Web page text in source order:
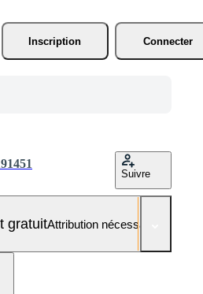
Inscription
Connecter
Suivre
gratuitAttribution nécessaire